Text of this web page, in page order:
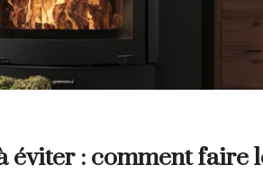
éviter : comment faire